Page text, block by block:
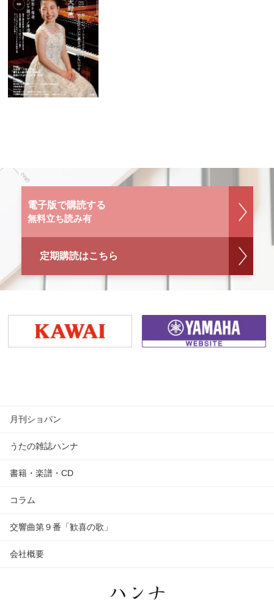
電子版で購読する
無料立ち読み有
定期購読はこちら
月刊ショパン
うたの雑誌ハンナ
書籍・楽譜・CD
コラム
交響曲第９番「歓喜の歌」
会社概要